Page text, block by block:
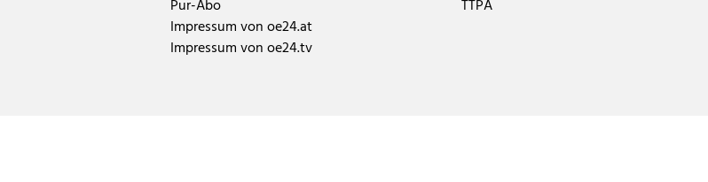
Pur-Abo
Impressum von oe24.at
Impressum von oe24.tv
TTPA